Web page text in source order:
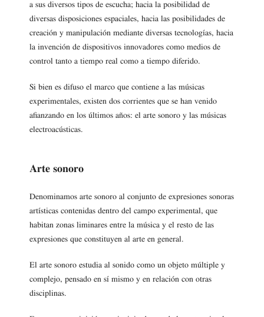
a sus diversos tipos de escucha; hacia la posibilidad de
diversas disposiciones espaciales, hacia las posibilidades de
creación y manipulación mediante diversas tecnologías, hacia
la invención de dispositivos innovadores como medios de
control tanto a tiempo real como a tiempo diferido.
Si bien es difuso el marco que contiene a las músicas
experimentales, existen dos corrientes que se han venido
afianzando en los últimos años: el arte sonoro y las músicas
electroacústicas.
Arte sonoro
Denominamos arte sonoro al conjunto de expresiones sonoras
artísticas contenidas dentro del campo experimental, que
habitan zonas liminares entre la música y el resto de las
expresiones que constituyen al arte en general.
El arte sonoro estudia al sonido como un objeto múltiple y
complejo, pensado en sí mismo y en relación con otras
disciplinas.